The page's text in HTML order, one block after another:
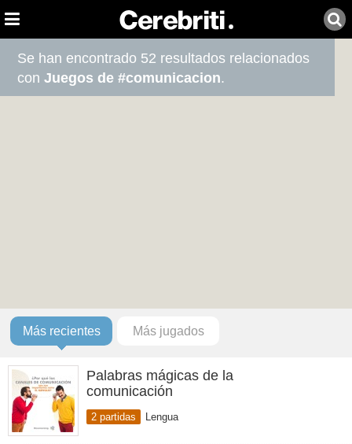
Se han encontrado 52 resultados relacionados
conJuegos de #comunicacion.
Más recientes Más jugados
Palabras mágicas de la
comunicación
2 partidas Lengua